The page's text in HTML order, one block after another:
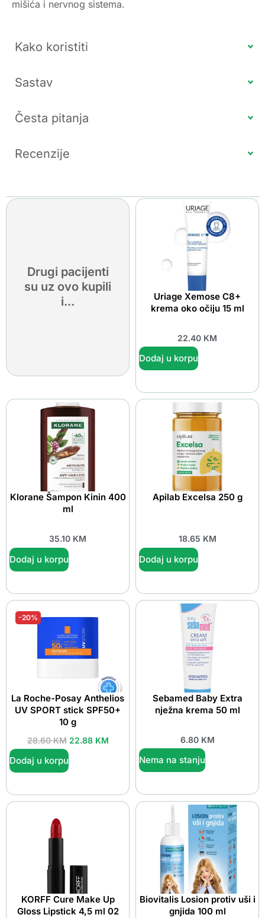
mišića i nervnog sistema.
Kako koristiti
Sastav
Česta pitanja
Recenzije
Drugi pacijenti
su uz ovo kupili
i...
Uriage Xemose C8+
krema oko očiju 15 ml
22.40 KM
Dodaj u korpu
Klorane Šampon Kinin 400
ml
35.10 KM
Dodaj u korpu
Apilab Excelsa 250 g
18.65 KM
Dodaj u korpu
-20%
La Roche-Posay Anthelios
UV SPORT stick SPF50+
10 g
28.60KM 22.88 KM
Dodaj u korpu
Sebamed Baby Extra
nježna krema 50 ml
6.80 KM
Nema na stanju
KORFF Cure Make Up
Gloss Lipstick 4,5 ml 02
Biovitalis Losion protiv uši i
gnjida 100 ml